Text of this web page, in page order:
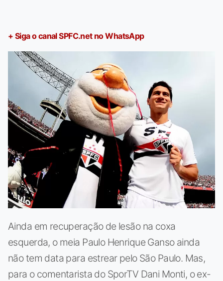
+ Siga o canal SPFC.net no WhatsApp
Ainda em recuperação de lesão na coxa
esquerda, o meia Paulo Henrique Ganso ainda
não tem data para estrear pelo São Paulo. Mas,
para o comentarista do SporTV Dani Monti, o ex-